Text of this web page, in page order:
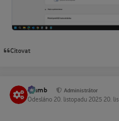
Citovat
Slamb Administrátor
Odesláno 20. listopadu 2025 20. lis